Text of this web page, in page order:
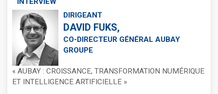
DIRIGEANT
DAVID FUKS,
CO-DIRECTEUR GÉNÉRAL AUBAY
GROUPE
« AUBAY : CROISSANCE, TRANSFORMATION NUMÉRIQUE
ET INTELLIGENCE ARTIFICIELLE »